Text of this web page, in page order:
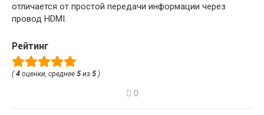
отличается от простой передачи информации через
провод HDMI.
Рейтинг
(4 оценки, среднее 5 из 5 )
0